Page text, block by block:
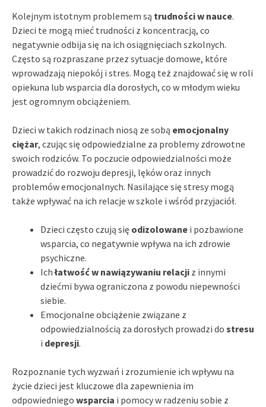
Kolejnym istotnym problemem są trudności w nauce.
Dzieci te mogą mieć trudności z koncentracją, co
negatywnie odbija się na ich osiągnięciach szkolnych.
Często są rozpraszane przez sytuacje domowe, które
wprowadzają niepokój i stres. Mogą też znajdować się w roli
opiekuna lub wsparcia dla dorosłych, co w młodym wieku
jest ogromnym obciążeniem.
Dzieci w takich rodzinach niosą ze sobą emocjonalny
ciężar, czując się odpowiedzialne za problemy zdrowotne
swoich rodziców. To poczucie odpowiedzialności może
prowadzić do rozwoju depresji, lęków oraz innych
problemów emocjonalnych. Nasilające się stresy mogą
także wpływać na ich relacje w szkole i wśród przyjaciół.
Dzieci często czują się odizolowane i pozbawione
wsparcia, co negatywnie wpływa na ich zdrowie
psychiczne.
Ichłatwość w nawiązywaniu relacji z innymi
dziećmi bywa ograniczona z powodu niepewności
siebie.
Emocjonalne obciążenie związane z
odpowiedzialnością za dorosłych prowadzi do stresu
i depresji.
Rozpoznanie tych wyzwań i zrozumienie ich wpływu na
życie dzieci jest kluczowe dla zapewnienia im
odpowiedniego wsparcia i pomocy w radzeniu sobie z